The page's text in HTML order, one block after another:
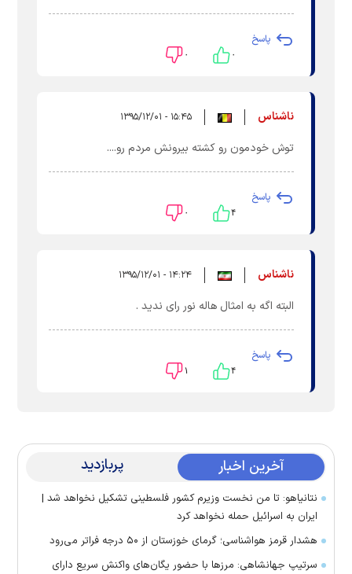
پاسخ
۰ ۰
ناشناس ۱۵:۴۵ - ۱۳۹۵/۱۲/۰۱
توش خودمون رو کشته بیرونش مردم رو....
پاسخ
۴ ۰
ناشناس ۱۴:۲۴ - ۱۳۹۵/۱۲/۰۱
البته اگه به امثال هاله نور رای ندید .
پاسخ
۴ ۱
آخرین اخبار پربازدید
نتانیاهو: تا من نخست وزیرم کشور فلسطینی تشکیل نخواهد شد |
ایران به اسرائیل حمله نخواهد کرد
هشدار قرمز هواشناسی؛ گرمای خوزستان از ۵۰ درجه فراتر می‌رود
سرتیپ جهانشاهی: مرز‌ها با حضور یگان‌های واکنش سریع دارای